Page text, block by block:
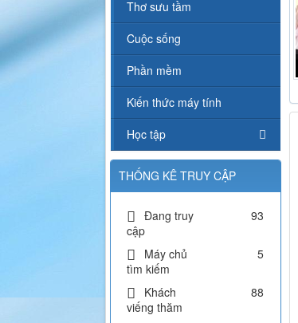
Thơ sưu tầm
Cuộc sống
Phần mềm
Kiến thức máy tính
Học tập
THỐNG KÊ TRUY CẬP
Đang truy
cập
93
Máy chủ
tìm kiếm
5
Khách
viếng thăm
88